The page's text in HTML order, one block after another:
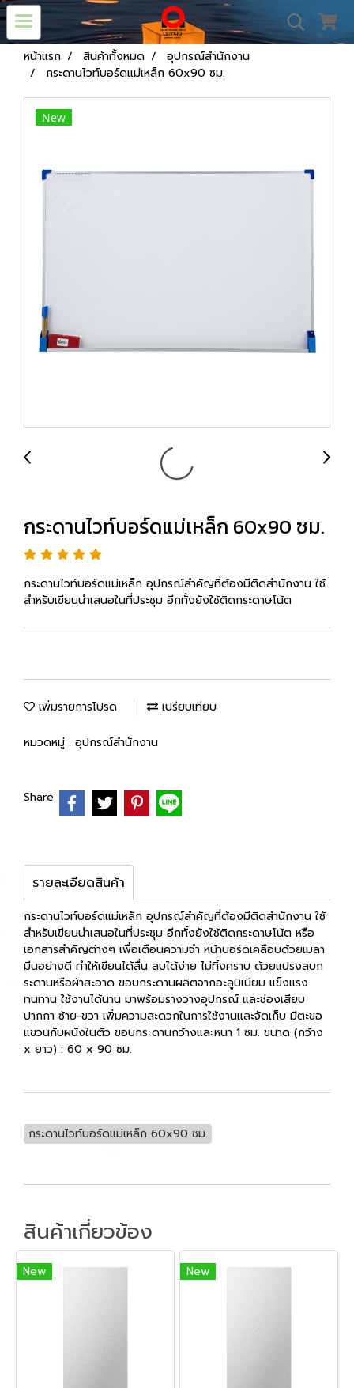
หน้าแรก สินค้าทั้งหมด
อุปกรณ์สำนักงาน
กระดานไวท์บอร์ดแม่เหล็ก 60x90 ซม.
New
กระดานไวท์บอร์ดแม่เหล็ก 60x90 ซม.
กระดานไวท์บอร์ดแม่เหล็ก อุปกรณ์สำคัญที่ต้องมีติดสำนักงาน ใช้
สำหรับเขียนนำเสนอในที่ประชุม อีกทั้งยังใช้ติดกระดาษโน้ต
เพิ่มรายการโปรด เปรียบเทียบ
หมวดหมู่ : อุปกรณ์สำนักงาน
Share
รายละเอียดสินค้า
กระดานไวท์บอร์ดแม่เหล็ก อุปกรณ์สำคัญที่ต้องมีติดสำนักงาน ใช้
สำหรับเขียนนำเสนอในที่ประชุม อีกทั้งยังใช้ติดกระดาษโน้ต หรือ
เอกสารสำคัญต่างๆ เพื่อเตือนความจำ หน้าบอร์ดเคลือบด้วยเมลา
มีนอย่างดี ทำให้เขียนได้ลื่น ลบได้ง่าย ไม่ทิ้งคราบ ด้วยแปรงลบก
ระดานหรือผ้าสะอาด ขอบกระดานผลิตจากอะลูมิเนียม แข็งแรง
ทนทาน ใช้งานได้นาน มาพร้อมรางวางอุปกรณ์ และช่องเสียบ
ปากกา ซ้าย-ขวา เพิ่มความสะดวกในการใช้งานและจัดเก็บ มีตะขอ
แขวนกับผนังในตัว ขอบกระดานกว้างและหนา 1 ซม. ขนาด (กว้าง
x ยาว) : 60 x 90 ซม.
กระดานไวท์บอร์ดแม่เหล็ก 60x90 ซม.
สินค้าเกี่ยวข้อง
New New